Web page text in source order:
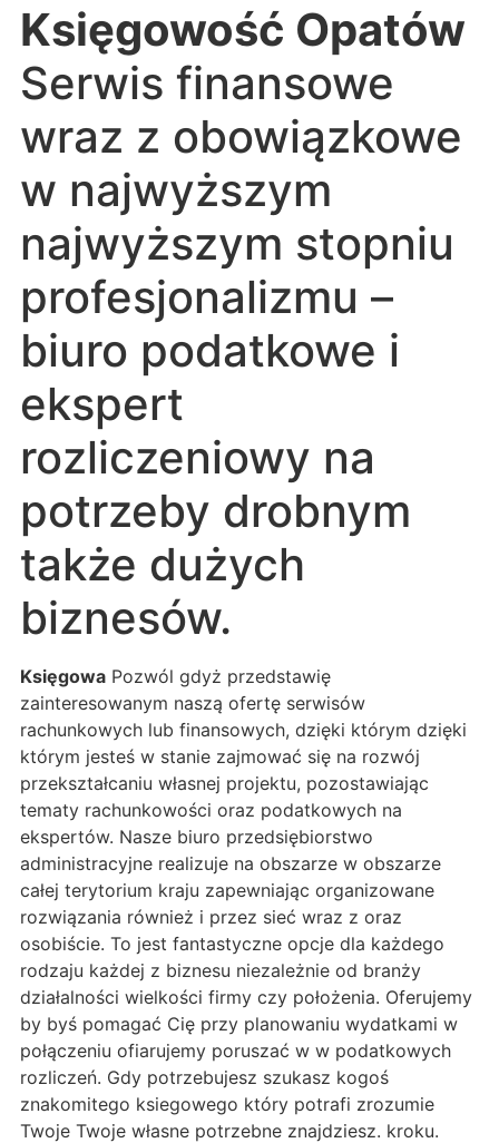
Księgowość Opatów
Serwis finansowe
wraz z obowiązkowe
w najwyższym
najwyższym stopniu
profesjonalizmu –
biuro podatkowe i
ekspert
rozliczeniowy na
potrzeby drobnym
także dużych
biznesów.
Księgowa Pozwól gdyż przedstawię
zainteresowanym naszą ofertę serwisów
rachunkowych lub finansowych, dzięki którym dzięki
którym jesteś w stanie zajmować się na rozwój
przekształcaniu własnej projektu, pozostawiając
tematy rachunkowości oraz podatkowych na
ekspertów. Nasze biuro przedsiębiorstwo
administracyjne realizuje na obszarze w obszarze
całej terytorium kraju zapewniając organizowane
rozwiązania również i przez sieć wraz z oraz
osobiście. To jest fantastyczne opcje dla każdego
rodzaju każdej z biznesu niezależnie od branży
działalności wielkości firmy czy położenia. Oferujemy
by byś pomagać Cię przy planowaniu wydatkami w
połączeniu ofiarujemy poruszać w w podatkowych
rozliczeń. Gdy potrzebujesz szukasz kogoś
znakomitego ksiegowego który potrafi zrozumie
Twoje Twoje własne potrzebne znajdziesz. kroku.